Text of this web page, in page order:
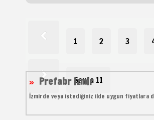
1 2 3
Sayfa 11
Prefabr izmir
İzmirde veya istediğiniz ilde uygun fiyatlara